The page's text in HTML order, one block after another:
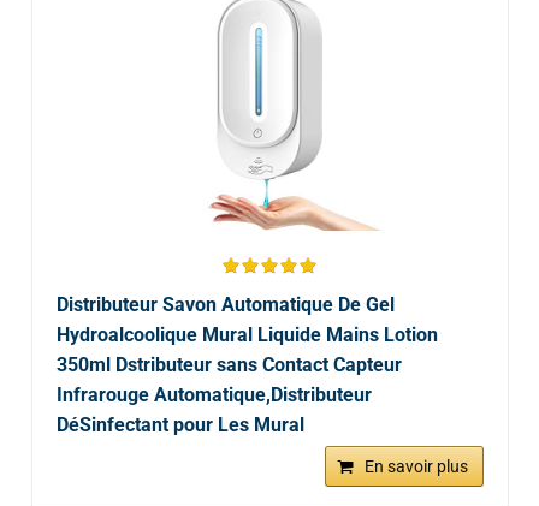
Distributeur Savon Automatique De Gel
Hydroalcoolique Mural Liquide Mains Lotion
350ml Dstributeur sans Contact Capteur
Infrarouge Automatique,Distributeur
DéSinfectant pour Les Mural
En savoir plus